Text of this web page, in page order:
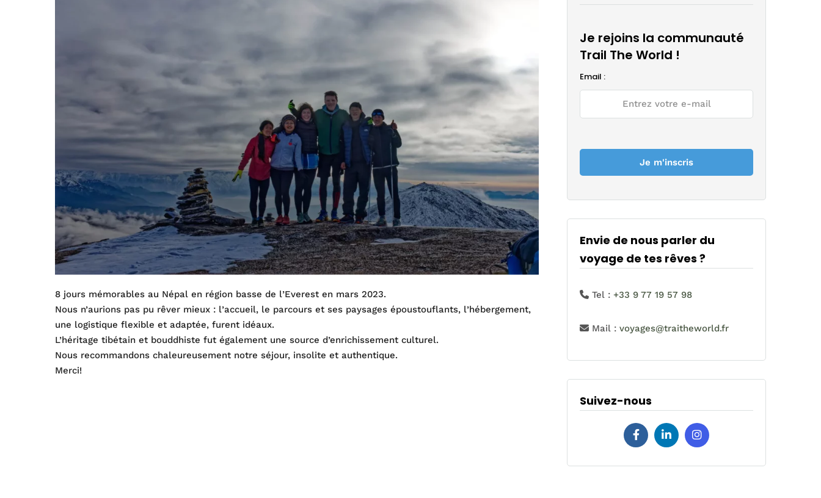
8 jours mémorables au Népal en région basse de l’Everest en mars 2023.
Nous n’aurions pas pu rêver mieux : l’accueil, le parcours et ses paysages époustouflants, l’hébergement,
une logistique flexible et adaptée, furent idéaux.
L’héritage tibétain et bouddhiste fut également une source d’enrichissement culturel.
Nous recommandons chaleureusement notre séjour, insolite et authentique.
Merci!
Je rejoins la communauté
Trail The World !
Email :
Envie de nous parler du
voyage de tes rêves ?
Tel :+33 9 77 19 57 98
Mail :voyages@traitheworld.fr
Suivez-nous